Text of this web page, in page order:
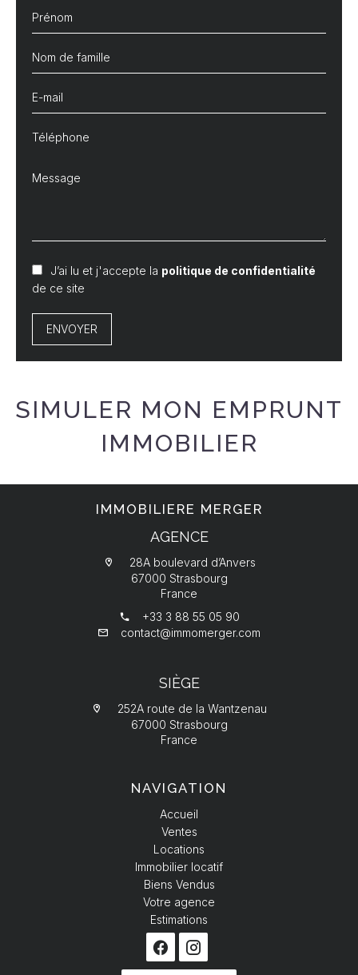
J’ai lu et j'accepte la politique de confidentialité
de ce site
ENVOYER
SIMULER MON EMPRUNT
IMMOBILIER
IMMOBILIERE MERGER
AGENCE
28A boulevard d’Anvers
67000 Strasbourg
France
+33 3 88 55 05 90
contact@immomerger.com
SIÈGE
252A route de la Wantzenau
67000 Strasbourg
France
NAVIGATION
Accueil
Ventes
Locations
Immobilier locatif
Biens Vendus
Votre agence
Estimations